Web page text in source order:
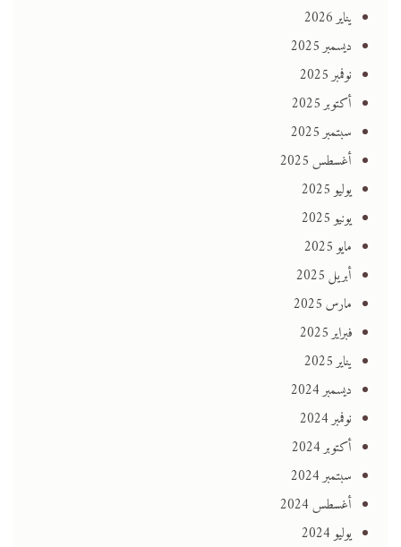
يناير 2026
ديسمبر 2025
نوفمبر 2025
أكتوبر 2025
سبتمبر 2025
أغسطس 2025
يوليو 2025
يونيو 2025
مايو 2025
أبريل 2025
مارس 2025
فبراير 2025
يناير 2025
ديسمبر 2024
نوفمبر 2024
أكتوبر 2024
سبتمبر 2024
أغسطس 2024
يوليو 2024